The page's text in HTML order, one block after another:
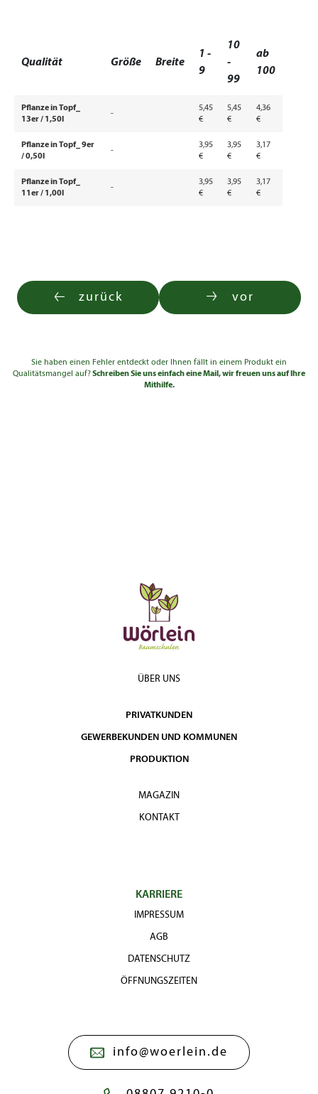
Qualität Größe Breite
1 -
9
10
-
99
ab
100
Pflanze in Topf_
13er / 1,50l
-
5,45
€
5,45
€
4,36
€
Pflanze in Topf_ 9er
/ 0,50l
-
3,95
€
3,95
€
3,17
€
Pflanze in Topf_
11er / 1,00l
-
3,95
€
3,95
€
3,17
€
zurück vor
Sie haben einen Fehler entdeckt oder Ihnen fällt in einem Produkt ein
Qualitätsmangel auf?Schreiben Sie uns einfach eine Mail, wir freuen uns auf Ihre
Mithilfe.
ÜBER UNS
PRIVATKUNDEN
GEWERBEKUNDEN UND KOMMUNEN
PRODUKTION
MAGAZIN
KONTAKT
KARRIERE
IMPRESSUM
AGB
DATENSCHUTZ
ÖFFNUNGSZEITEN
info@woerlein.de